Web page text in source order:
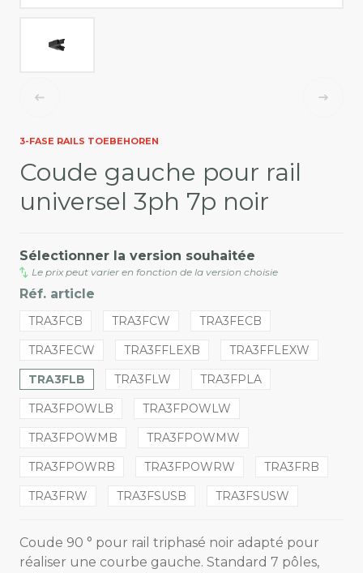
3-FASE RAILS TOEBEHOREN
Coude gauche pour rail
universel 3ph 7p noir
Sélectionner la version souhaitée
Le prix peut varier en fonction de la version choisie
Réf. article
TRA3FCB TRA3FCW
TRA3FECB
TRA3FECW
TRA3FFLEXB
TRA3FFLEXW
TRA3FLB
TRA3FLW
TRA3FPLA
TRA3FPOWLB
TRA3FPOWLW
TRA3FPOWMB
TRA3FPOWMW
TRA3FPOWRB
TRA3FPOWRW
TRA3FRB
TRA3FRW
TRA3FSUSB TRA3FSUSW
Coude 90 ° pour rail triphasé noir adapté pour
réaliser une courbe gauche. Standard 7 pôles,